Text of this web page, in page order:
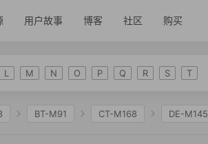
用户故事 博客 社区 购买
L M N O P Q R S T
BT-M91 CT-M168 DE-M145